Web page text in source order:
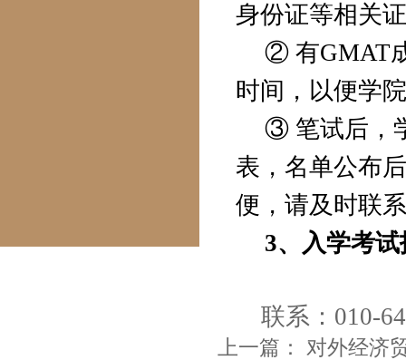
身份证等相关
② 有GMAT
时间，以便学
③ 笔试后，
表，名单公布
便，请及时联
3、入学考
联系：010-
上一篇： 对外经济